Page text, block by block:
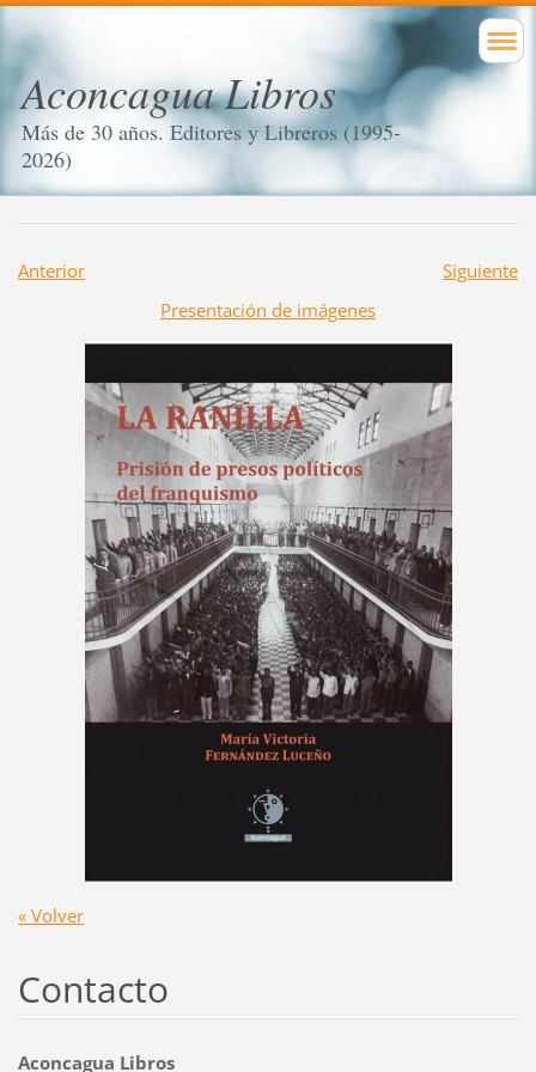
Aconcagua Libros
Más de 30 años. Editores y Libreros (1995-
2026)
Anterior
Siguiente
Presentación de imágenes
« Volver
Contacto
Aconcagua Libros